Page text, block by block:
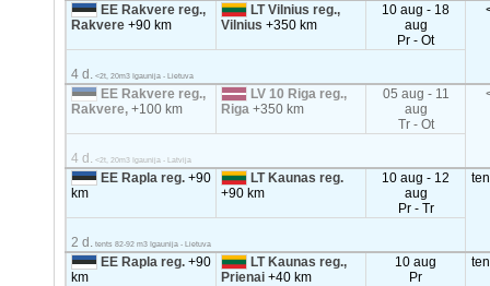
EE Rakvere reg.,
Rakvere+90 km
LT Vilnius reg.,
Vilnius+350 km
10 aug - 18
aug
Pr - Ot
4 d. <2t, 20m3 Igaunija - Lietuva
EE Rakvere reg.,
Rakvere,+100 km
LV 10 Riga reg.,
Riga+350 km
05 aug - 11
aug
Tr - Ot
4 d. <2t, 20m3 Igaunija - Latvija
EE Rapla reg.+90
km
LT Kaunas reg.
+90 km
10 aug - 12
aug
Pr - Tr
2 d. tents 82-92 m3 Igaunija - Lietuva
EE Rapla reg.+90
km
LT Kaunas reg.,
Prienai+40 km
10 aug
Pr